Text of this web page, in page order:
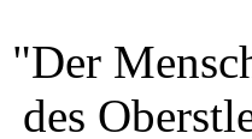
"Der
des